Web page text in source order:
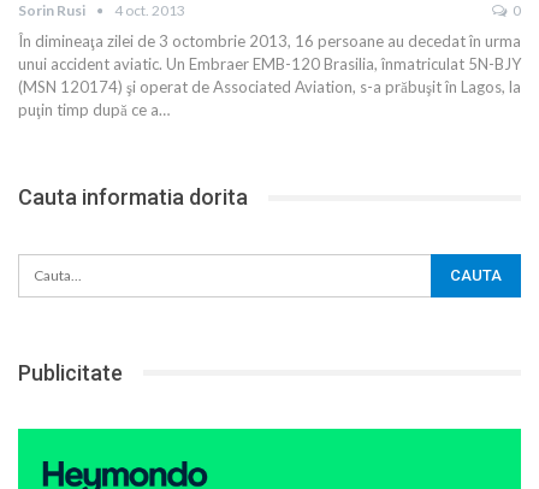
Sorin Rusi 4 oct. 2013 0
În dimineaţa zilei de 3 octombrie 2013, 16 persoane au decedat în urma
unui accident aviatic. Un Embraer EMB-120 Brasilia, înmatriculat 5N-BJY
(MSN 120174) şi operat de Associated Aviation, s-a prăbuşit în Lagos, la
puţin timp după ce a…
Cauta informatia dorita
Publicitate